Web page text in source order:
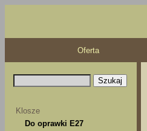
Oferta
Klosze
Do oprawki E27